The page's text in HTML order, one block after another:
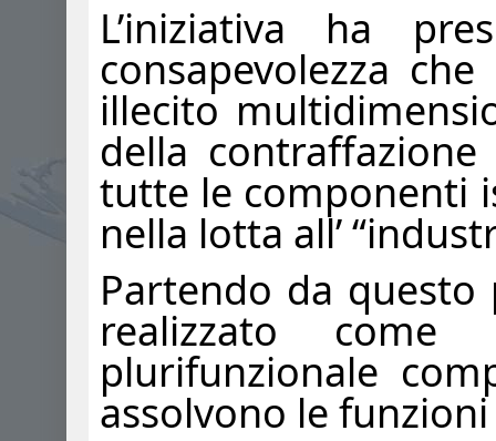
L’iniziativa ha
consapevolezza
illecito
della
tutte le componenti
nella lotta all’
Partendo da
realizzato come
plurifunzionale
assolvono le